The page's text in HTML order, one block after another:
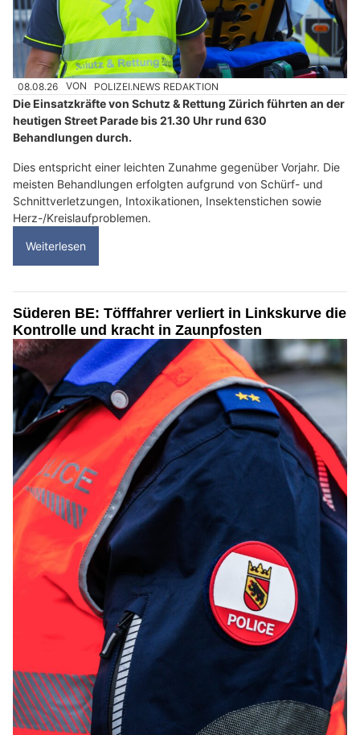
08.08.26 VON POLIZEI.NEWS REDAKTION
Die Einsatzkräfte von Schutz & Rettung Zürich führten an der
heutigen Street Parade bis 21.30 Uhr rund 630
Behandlungen durch.
Dies entspricht einer leichten Zunahme gegenüber Vorjahr. Die
meisten Behandlungen erfolgten aufgrund von Schürf- und
Schnittverletzungen, Intoxikationen, Insektenstichen sowie
Herz-/Kreislaufproblemen.
Weiterlesen
Süderen BE: Töfffahrer verliert in Linkskurve die
Kontrolle und kracht in Zaunpfosten